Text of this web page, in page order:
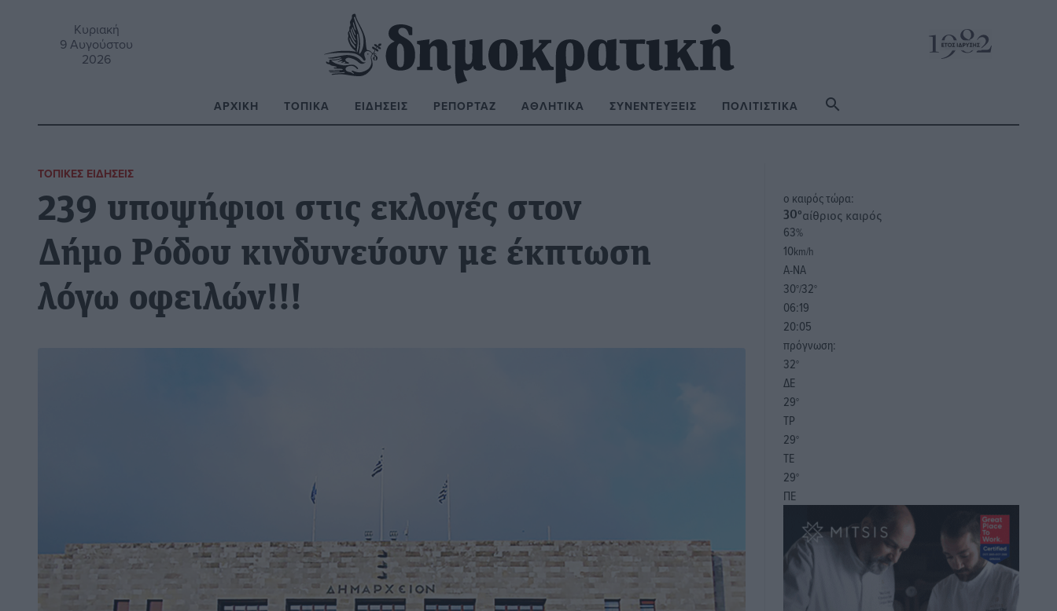
Κυριακή
9 Αυγούστου
2026
ΑΡΧΙΚΉ ΤΟΠΙΚΆ ΕΙΔΉΣΕΙΣ ΡΕΠΟΡΤΆΖ ΑΘΛΗΤΙΚΆ ΣΥΝΕΝΤΕΎΞΕΙΣ ΠΟΛΙΤΙΣΤΙΚΆ
ΤΟΠΙΚΈΣ ΕΙΔΉΣΕΙΣ
239 υποψήφιοι στις εκλογές στον
Δήμο Ρόδου κινδυνεύουν με έκπτωση
λόγω οφειλών!!!
o καιρός τώρα:
30°αίθριος καιρός
63%
10km/h
Α-ΝΑ
30°/32°
06:19
20:05
πρόγνωση:
32°
ΔΕ
29°
ΤΡ
29°
ΤΕ
29°
ΠΕ